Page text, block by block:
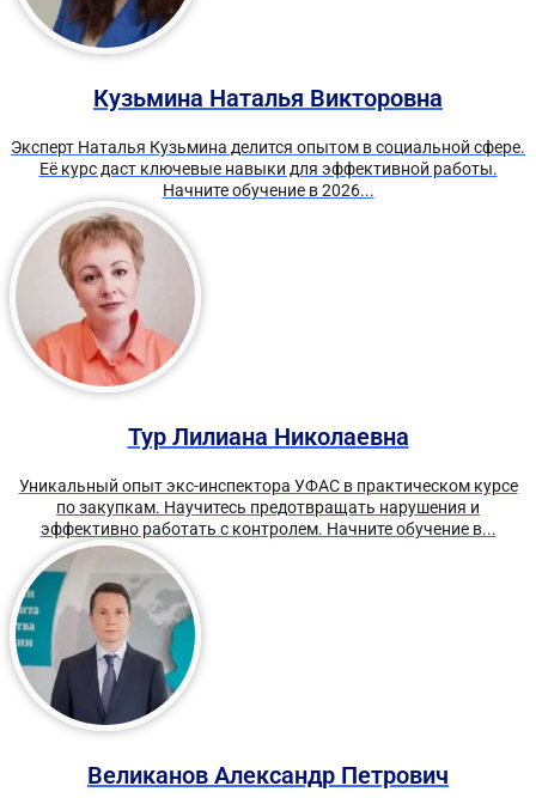
Кузьмина Наталья Викторовна
Эксперт Наталья Кузьмина делится опытом в социальной сфере.
Её курс даст ключевые навыки для эффективной работы.
Начните обучение в 2026...
Тур Лилиана Николаевна
Уникальный опыт экс-инспектора УФАС в практическом курсе
по закупкам. Научитесь предотвращать нарушения и
эффективно работать с контролем. Начните обучение в...
Великанов Александр Петрович